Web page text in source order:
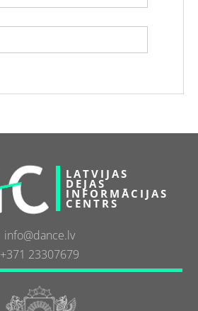
LATVIJAS
DEJAS
INFORMĀCIJAS
CENTRS
info@dance.lv
+371 23307679